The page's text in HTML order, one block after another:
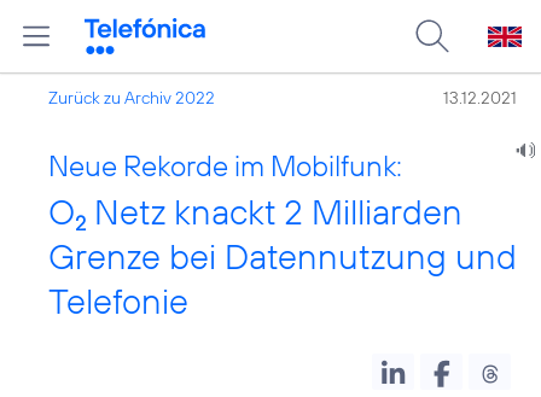
Zurück zu Archiv 2022 13.12.2021
Neue Rekorde im Mobilfunk:
O2 Netz knackt 2 Milliarden
Grenze bei Datennutzung und
Telefonie